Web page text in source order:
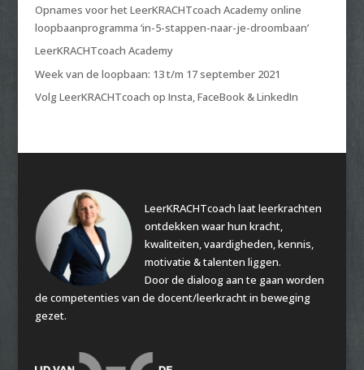
Opnames voor het LeerKRACHTcoach Academy online
loopbaanprogramma ‘in-5-stappen-naar-je-droombaan’
LeerKRACHTcoach Academy
Week van de loopbaan: 13 t/m 17 september 2021
Volg LeerKRACHTcoach op Insta, FaceBook & LinkedIn
LeerKRACHTcoach laat leerkrachten
ontdekken waar hun kracht,
kwaliteiten, vaardigheden, kennis,
motivatie & talenten liggen.
Door de dialoog aan te gaan worden
de competenties van de docent/leerkracht in beweging
gezet.